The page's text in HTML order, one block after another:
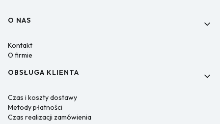
Linki w stopce
O NAS
Kontakt
O firmie
OBSŁUGA KLIENTA
Czas i koszty dostawy
Metody płatności
Czas realizacji zamówienia